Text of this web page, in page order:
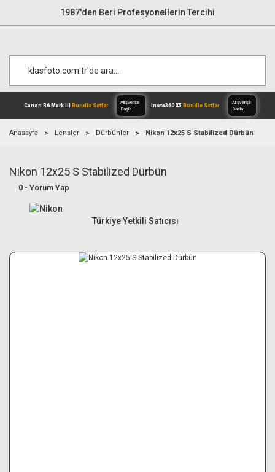
1987'den Beri Profesyonellerin Tercihi
Canon R6 Mark IIIBundle Setler
Anasayfa Lensler Dürbünler Nikon 12x25 S Stabilized Dürbün
Nikon 12x25 S Stabilized Dürbün
0 - Yorum Yap
Türkiye Yetkili Satıcısı